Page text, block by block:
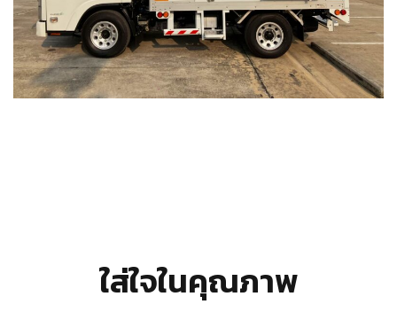
ใส่ใจในคุณภาพ